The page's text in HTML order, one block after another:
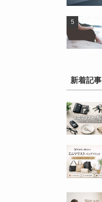
新着記事